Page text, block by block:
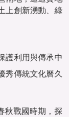
上創新湧動、綠
護利用與傳承中
秀傳統文化曆久
秋戰國時期，探